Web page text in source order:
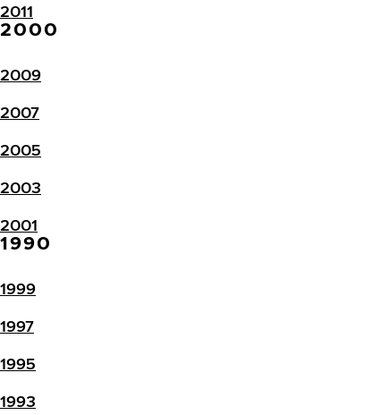
2011
2000
2009
2007
2005
2003
2001
1990
1999
1997
1995
1993